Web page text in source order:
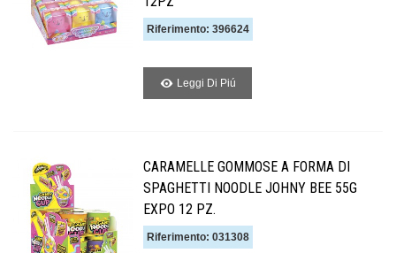
Riferimento: 396624
Leggi Di Piú
CARAMELLE GOMMOSE A FORMA DI
SPAGHETTI NOODLE JOHNY BEE 55G
EXPO 12 PZ.
Riferimento: 031308